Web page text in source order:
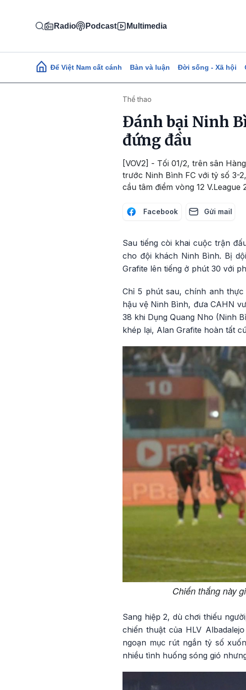
Radio Podcast Multimedia
Main navigation
Để Việt Nam cất cánh Bàn và luận Đời sống - Xã hội
Thể thao
Đánh bại Ninh
đứng đầu
[VOV2] - Tối 01/2, trên sân
trước Ninh Bình FC với tỷ số 3-
cầu tâm điểm vòng 12 V.League
Facebook Gửi mail
Sau tiếng còi khai cuộc trận
cho đội khách Ninh Bình. Bị
Grafite lên tiếng ở phút 30 với
Chỉ 5 phút sau, chính anh
hậu vệ Ninh Bình, đưa CAHN
38 khi Dụng Quang Nho (Ninh
khép lại, Alan Grafite hoàn tất
Chiến thắng này
Sang hiệp 2, dù chơi thiếu
chiến thuật của HLV
ngoạn mục rút ngắn tỷ số
nhiều tình huống sóng gió